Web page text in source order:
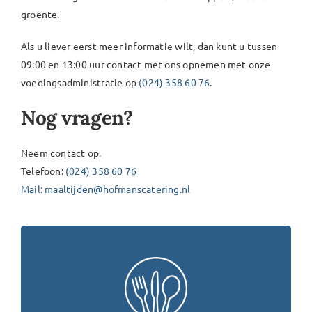
groente.
Als u liever eerst meer informatie wilt, dan kunt u tussen
09:00 en 13:00 uur contact met ons opnemen met onze
voedingsadministratie op (024) 358 60 76.
Nog vragen?
Neem contact op.
Telefoon: (024) 358 60 76
Mail: maaltijden@hofmanscatering.nl